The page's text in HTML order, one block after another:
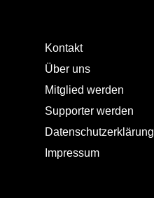
Kontakt
Über uns
Mitglied werden
Supporter werden
Datenschutzerklärung
Impressum